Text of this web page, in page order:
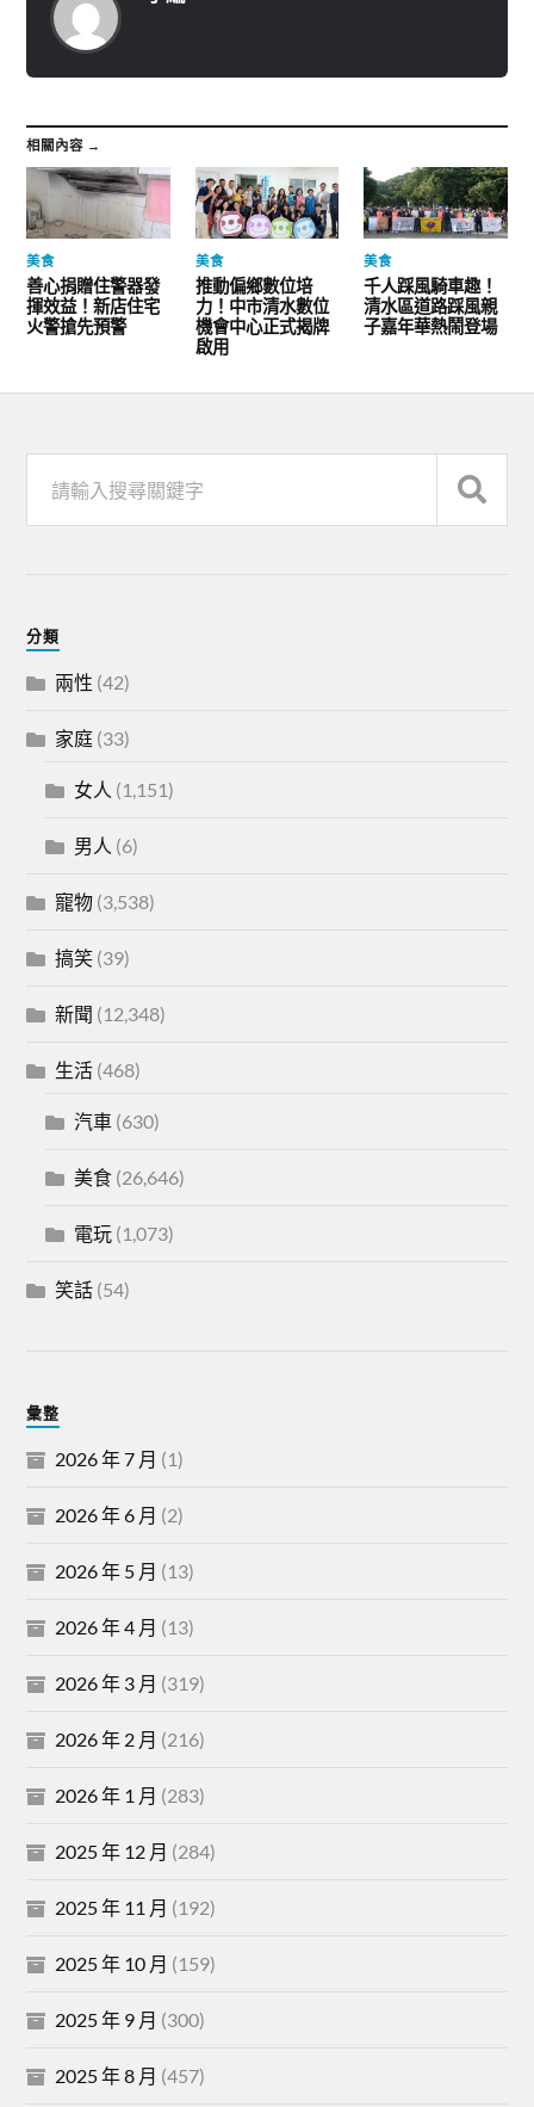
相關內容 →
美食
善心捐贈住警器發
揮效益！新店住宅
火警搶先預警
美食
推動偏鄉數位培
力！中市清水數位
機會中心正式揭牌
啟用
美食
千人踩風騎車趣！
清水區道路踩風親
子嘉年華熱鬧登場
分類
兩性 (42)
家庭 (33)
女人 (1,151)
男人 (6)
寵物 (3,538)
搞笑 (39)
新聞 (12,348)
生活 (468)
汽車 (630)
美食 (26,646)
電玩 (1,073)
笑話 (54)
彙整
2026 年 7 月 (1)
2026 年 6 月 (2)
2026 年 5 月 (13)
2026 年 4 月 (13)
2026 年 3 月 (319)
2026 年 2 月 (216)
2026 年 1 月 (283)
2025 年 12 月 (284)
2025 年 11 月 (192)
2025 年 10 月 (159)
2025 年 9 月 (300)
2025 年 8 月 (457)